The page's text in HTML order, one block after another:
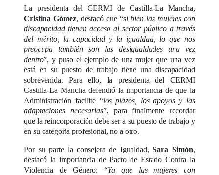
La presidenta del CERMI de Castilla-La Mancha,
Cristina Gómez, destacó que “si bien las mujeres con
discapacidad tienen acceso al sector público a través
del mérito, la capacidad y la igualdad, lo que nos
preocupa también son las desigualdades una vez
dentro”, y puso el ejemplo de una mujer que una vez
está en su puesto de trabajo tiene una discapacidad
sobrevenida. Para ello, la presidenta del CERMI
Castilla-La Mancha defendió la importancia de que la
Administración facilite “los plazos, los apoyos y las
adaptaciones necesarias”, para finalmente recordar
que la reincorporación debe ser a su puesto de trabajo y
en su categoría profesional, no a otro.
Por su parte la consejera de Igualdad,Sara Simón,
destacó la importancia de Pacto de Estado Contra la
Violencia de Género: “Ya que las mujeres con